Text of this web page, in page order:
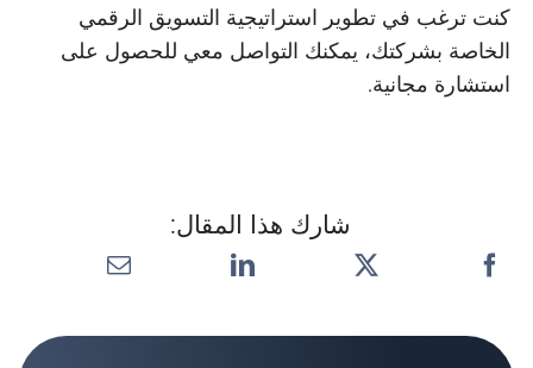
كنت ترغب في تطوير استراتيجية التسويق الرقمي
الخاصة بشركتك، يمكنك التواصل معي للحصول على
استشارة مجانية.
شارك هذا المقال: